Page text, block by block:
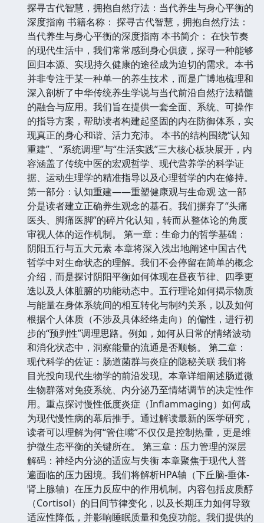
探寻古代智慧，拥抱自然疗法：当代养生与身心平衡的
深度指南 书籍名称： 探寻古代智慧，拥抱自然疗法：
当代养生与身心平衡的深度指南 本书简介： 在快节奏
的现代生活中，我们常常感到身心俱疲，探寻一种能够
回归本源、实现持久健康的途径成为迫切的需求。本书
并非专注于某一种单一的养生技术，而是广博地梳理和
深入剖析了中华传统养生学说与当代前沿自然疗法精髓
的融合与应用。我们旨在提供一套全面、系统、可操作
的指导方案，帮助读者构建起坚固的内在防御体系，实
现真正的身心和谐、活力充沛。 本书的结构围绕“认知
重建”、“系统调理”与“生活实践”三大核心板块展开，内
容涵盖了传统中医的宏观哲学、现代营养学的科学证
据、运动生理学的精准指导以及心理哲学的内在修持。
第一部分：认知重建——重塑健康观与生命观 这一部
分是读者建立正确养生观念的基石。我们摒弃了“头痛
医头、脚痛医脚”的碎片化认知，转而从整体论的角度
审视人体的运作机制。 第一章：生命力的哲学基础：
阴阳五行与五大元素 本章将深入浅出地阐述中国古代
哲学中对生命状态的理解。我们不会停留在简单的概念
介绍，而是探讨阴阳平衡如何体现在昼夜节律、四季更
迭以及人体脏腑的功能动态中。五行理论如何揭示物质
与能量在身体系统间的相互转化与制约关系，以及如何
根据个人体质（不涉及具体经络走向）的偏性，进行初
步的“预判性”调理思路。例如，如何从日常的情绪波动
和消化状态中，洞察能量的流通是否顺畅。 第二章：
现代科学的佐证：肠道菌群与炎症的隐秘关联 我们将
目光投向现代生物学的前沿发现。本章详细阐述肠道微
生物群落对免疫系统、内分泌乃至情绪调节的决定性作
用。重点探讨慢性低度炎症（Inflammaging）如何成
为现代慢性病的幕后推手。通过解读最新的医学研究，
读者可以理解为何“管住嘴”不仅仅是控制热量，更是维
护微生态平衡的关键所在。 第三章：压力管理的深层
解码：神经内分泌的适应与失衡 本章聚焦于现代人普
遍面临的压力困境。我们将解析HPA轴（下丘脑-垂体-
肾上腺轴）在压力反应中的作用机制。内容包括皮质醇
（Cortisol）的日间节律变化，以及长期压力如何导致
适应性降低，并影响睡眠质量和免疫功能。我们提供的